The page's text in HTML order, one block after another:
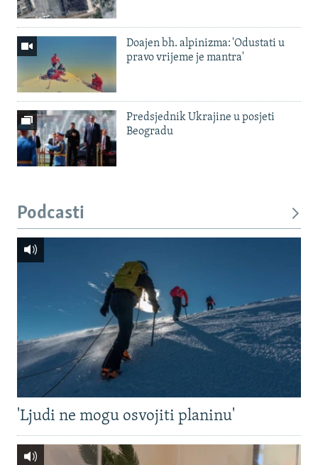
Doajen bh. alpinizma: 'Odustati u
pravo vrijeme je mantra'
Predsjednik Ukrajine u posjeti
Beogradu
Podcasti
'Ljudi ne mogu osvojiti planinu'